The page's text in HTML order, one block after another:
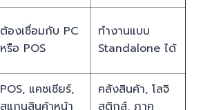
ต้องเชื่อมกับ PC
หรือ POS
ทำงานแบบ
Standalone ได้
POS, แคชเชียร์,
สแกนสินค้าหน้า
คลังสินค้า, โลจิ
สติกส์, ภาค